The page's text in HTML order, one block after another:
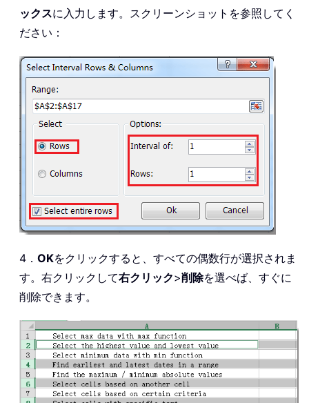
ックスに入力します。スクリーンショットを参照してく
ださい：
4． OKをクリックすると、すべての偶数行が選択されま
す。右クリックして右クリック>削除を選べば、すぐに
削除できます。